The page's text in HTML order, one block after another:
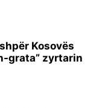
Kosovës
grata” zyrtarin